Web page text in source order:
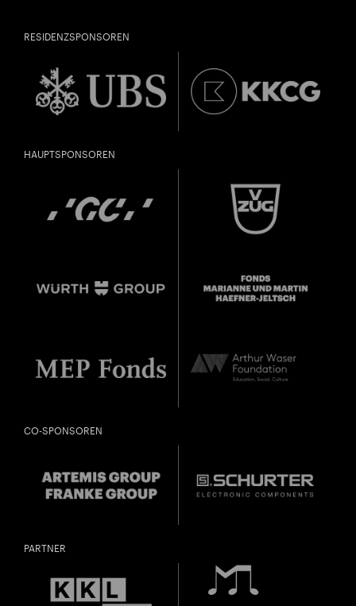
RESIDENZSPONSOREN
HAUPTSPONSOREN
CO-SPONSOREN
PARTNER